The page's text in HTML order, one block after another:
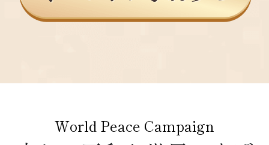
World Peace Campaign